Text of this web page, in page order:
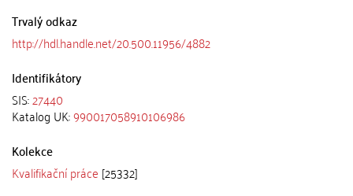
Trvalý odkaz
http://hdl.handle.net/20.500.11956/4882
Identifikátory
SIS:27440
Katalog UK:990017058910106986
Kolekce
Kvalifikační práce [25332]